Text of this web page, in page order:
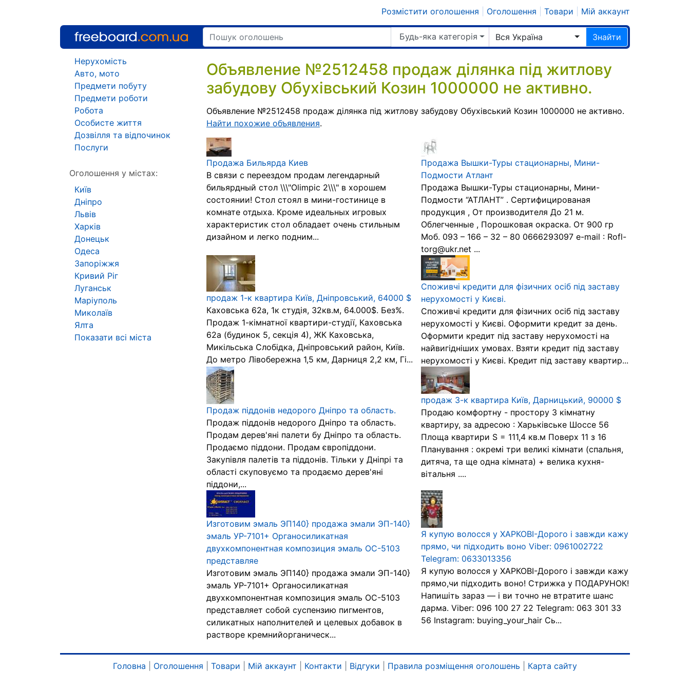
Розмістити оголошення Оголошення Товари Мій аккаунт
Будь-яка категорія Вся Україна Знайти
Объявление №2512458 продаж ділянка під житлову
забудову Обухівський Козин 1000000 не активно.
Объявление №2512458 продаж ділянка під житлову забудову Обухівський Козин 1000000 не активно.
Найти похожие объявления.
Продажа Бильярда Киев
В связи с переездом продам легендарный
бильярдный стол \\\"Olimpiс 2\\\" в хорошем
состоянии! Стол стоял в мини-гостинице в
комнате отдыха. Кроме идеальных игровых
характеристик стол обладает очень стильным
дизайном и легко подним...
Продажа Вышки-Туры стационарны, Мини-
Подмости Aтлант
Продажа Вышки-Туры стационарны, Мини-
Подмости “АТЛАНТ” . Сертифицированая
продукция , От производителя До 21 м.
Облегченные , Порошковая окраска. От 900 гр
Моб. 093 – 166 – 32 – 80 0666293097 e-mail : Rofl-
torg@ukr.net ...
продаж 1-к квартира Київ, Дніпровський, 64000 $
Каховська 62а, 1к студія, 32кв.м, 64.000$. Без%.
Продаж 1-кімнатної квартири-студії, Каховська
62а (будинок 5, секція 4), ЖК Каховська,
Микільська Слобідка, Дніпровський район, Київ.
До метро Лівобережна 1,5 км, Дарниця 2,2 км, Гі...
Споживчі кредити для фізичних осіб під заставу
нерухомості у Києві.
Споживчі кредити для фізичних осіб під заставу
нерухомості у Києві. Оформити кредит за день.
Оформити кредит під заставу нерухомості на
найвигідніших умовах. Взяти кредит під заставу
нерухомості у Києві. Кредит під заставу квартир...
Продаж піддонів недорого Дніпро та область.
Продаж піддонів недорого Дніпро та область.
Продам дерев'яні палети бу Дніпро та область.
Продаємо піддони. Продам європіддони.
Закупівля палетів та піддонів. Тільки у Дніпрі та
області скуповуємо та продаємо дерев'яні
піддони,...
продаж 3-к квартира Київ, Дарницький, 90000 $
Продаю комфортну - простору 3 кімнатну
квартиру, за адресою : Харьківське Шоссе 56
Площа квартири S = 111,4 кв.м Поверх 11 з 16
Планування : окремі три великі кімнати (спальня,
дитяча, та ще одна кімната) + велика кухня-
вітальня ....
Изготовим эмаль ЭП140} продажа эмали ЭП-140}
эмаль УР-7101+ Органосиликатная
двухкомпонентная композиция эмаль ОС-5103
представляе
Изготовим эмаль ЭП140} продажа эмали ЭП-140}
эмаль УР-7101+ Органосиликатная
двухкомпонентная композиция эмаль ОС-5103
представляет собой суспензию пигментов,
силикатных наполнителей и целевых добавок в
растворе кремнийорганическ...
Я купую волосся у ХАРКОВІ-Дорого і завжди кажу
прямо, чи підходить воно Viber: 0961002722
Telegram: 0633013356
Я купую волосся у ХАРКОВІ-Дорого і завжди кажу
прямо,чи підходить воно! Стрижка у ПОДАРУНОК!
Напишіть зараз — і ви точно не втратите шанс
дарма. Viber: 096 100 27 22 Telegram: 063 301 33
56 Instagram: buying_your_hair Сь...
Нерухомість
Авто, мото
Предмети побуту
Предмети роботи
Робота
Особисте життя
Дозвілля та відпочинок
Послуги
Оголошення у містах:
Київ
Дніпро
Львів
Харків
Донецьк
Одеса
Запоріжжя
Кривий Ріг
Луганськ
Маріуполь
Миколаїв
Ялта
Показати всі міста
Головна Оголошення Товари Мій аккаунт Контакти Відгуки Правила розміщення оголошень Карта сайту